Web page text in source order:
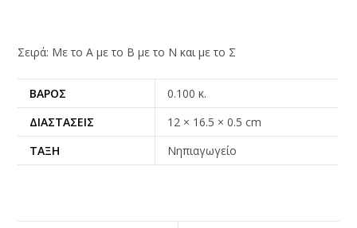
Σειρά: Με το Α με το Β με το Ν και με το Σ
ΒΆΡΟΣ
0.100 κ.
ΔΙΑΣΤΆΣΕΙΣ
12 × 16.5 × 0.5 cm
ΤΆΞΗ
Νηπιαγωγείο